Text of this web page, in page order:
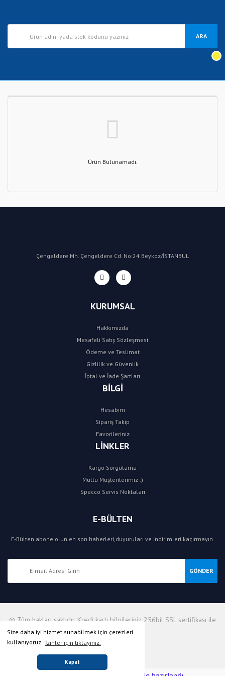
Size daha iyi hizmet sunabilmek için çerezleri
kullanıyoruz. İzinler için tıklayınız.
Kapat
ARA
Ürün Bulunamadı.
Çengeldere Mh. Çengeldere Cd. No:24 Beykoz/İSTANBUL
KURUMSAL
Hakkımızda
Mesafeli Satış Sözleşmesi
Ödeme ve Teslimat
Gizlilik ve Güvenlik
İptal ve İade Şartları
BİLGİ
Hesabım
Sipariş Takip
Favorileriniz
LİNKLER
Kargo Sorgulama
Mutlu Müşterilerimiz :)
Specco Servis Noktaları
E-BÜLTEN
E-Bülten abone olun en son haberleri,duyuruları ve indirimleri kaçırmayın.
GÖNDER
© Tüm hakları saklıdır. Kredi kartı bilgileriniz 256bit SSL sertifikası ile
korunmaktadır.